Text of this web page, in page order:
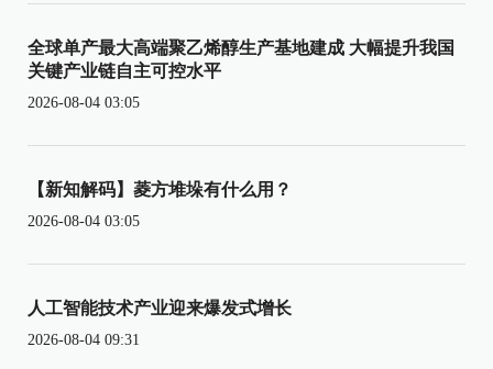
全球单产最大高端聚乙烯醇生产基地建成 大幅提升我国
关键产业链自主可控水平
2026-08-04 03:05
【新知解码】菱方堆垛有什么用？
2026-08-04 03:05
人工智能技术产业迎来爆发式增长
2026-08-04 09:31